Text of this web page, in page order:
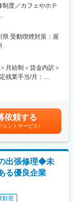
とができる業界随
ジションは無いた
研修を受け、社内の
学で学びます。
ーによる自宅から現
ので、会社への出社
受け取りにて対応し
制度／カフェやホテ
ナンス・修理業務を
かない場合などは
ェ・ファミレス）な
近くの駐車場を会社
ら受注し、社内管
先方と連絡を取り
県 受動喫煙対策：屋
月給制＜賃金内訳＞
残業手当/月：
金はあくまでも目
があります。月給
依頼する
ェントサービス）
出張修理◆未
る優良企業
歓迎